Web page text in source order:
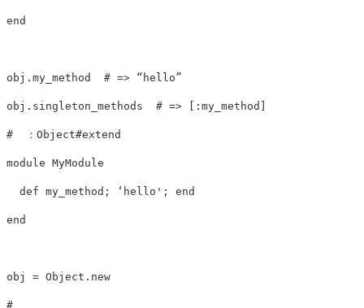
end
obj.my_method  # => “hello”
obj.singleton_methods  # => [:my_method]
#  ：Object#extend
module MyModule
  def my_method; ‘hello'; end
end
obj = Object.new
#